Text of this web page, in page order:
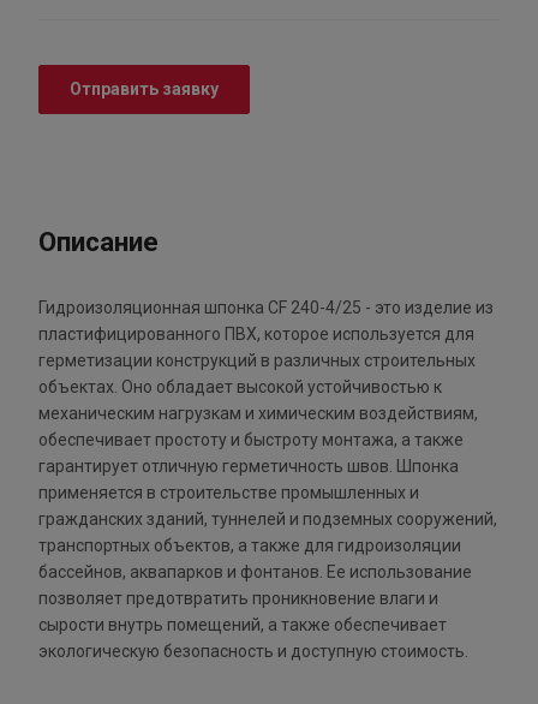
Отправить заявку
Описание
Гидроизоляционная шпонка CF 240-4/25 - это изделие из
пластифицированного ПВХ, которое используется для
герметизации конструкций в различных строительных
объектах. Оно обладает высокой устойчивостью к
механическим нагрузкам и химическим воздействиям,
обеспечивает простоту и быстроту монтажа, а также
гарантирует отличную герметичность швов. Шпонка
применяется в строительстве промышленных и
гражданских зданий, туннелей и подземных сооружений,
транспортных объектов, а также для гидроизоляции
бассейнов, аквапарков и фонтанов. Ее использование
позволяет предотвратить проникновение влаги и
сырости внутрь помещений, а также обеспечивает
экологическую безопасность и доступную стоимость.